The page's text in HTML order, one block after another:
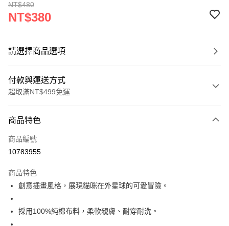
NT$480
NT$380
請選擇商品選項
付款與運送方式
超取滿NT$499免運
信用卡一次付款
超商取貨付款
Apple Pay
街口支付
商品特色
商品編號
10783955
商品特色
創意插畫風格，展現貓咪在外星球的可愛冒險。
採用100%純棉布料，柔軟親膚、耐穿耐洗。